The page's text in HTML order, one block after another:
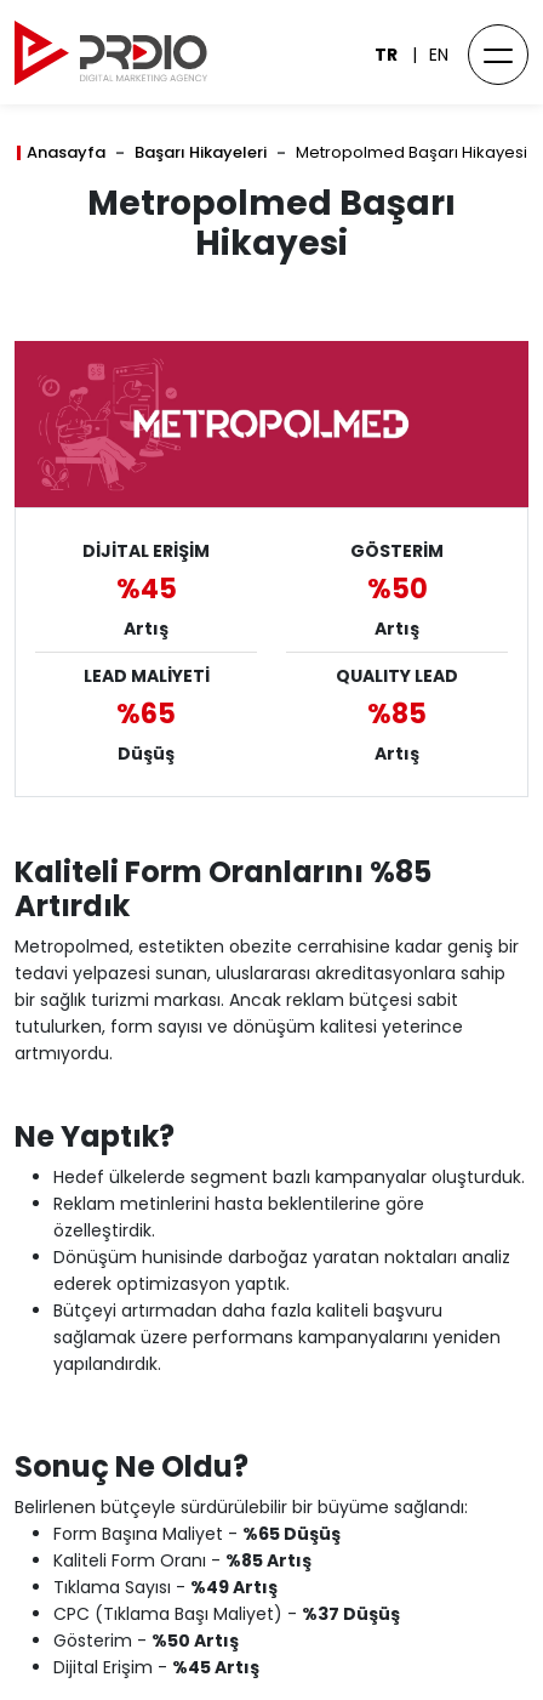
TR EN
Anasayfa Başarı Hikayeleri Metropolmed Başarı Hikayesi
Metropolmed Başarı
Hikayesi
DİJİTAL ERİŞİM
%45
Artış
GÖSTERİM
%50
Artış
LEAD MALİYETİ
%65
Düşüş
QUALITY LEAD
%85
Artış
Kaliteli Form Oranlarını %85
Artırdık
Metropolmed, estetikten obezite cerrahisine kadar geniş bir
tedavi yelpazesi sunan, uluslararası akreditasyonlara sahip
bir sağlık turizmi markası. Ancak reklam bütçesi sabit
tutulurken, form sayısı ve dönüşüm kalitesi yeterince
artmıyordu.
Ne Yaptık?
Hedef ülkelerde segment bazlı kampanyalar oluşturduk.
Reklam metinlerini hasta beklentilerine göre
özelleştirdik.
Dönüşüm hunisinde darboğaz yaratan noktaları analiz
ederek optimizasyon yaptık.
Bütçeyi artırmadan daha fazla kaliteli başvuru
sağlamak üzere performans kampanyalarını yeniden
yapılandırdık.
Sonuç Ne Oldu?
Belirlenen bütçeyle sürdürülebilir bir büyüme sağlandı:
Form Başına Maliyet - %65 Düşüş
Kaliteli Form Oranı - %85 Artış
Tıklama Sayısı - %49 Artış
CPC (Tıklama Başı Maliyet) - %37 Düşüş
Gösterim - %50 Artış
Dijital Erişim - %45 Artış